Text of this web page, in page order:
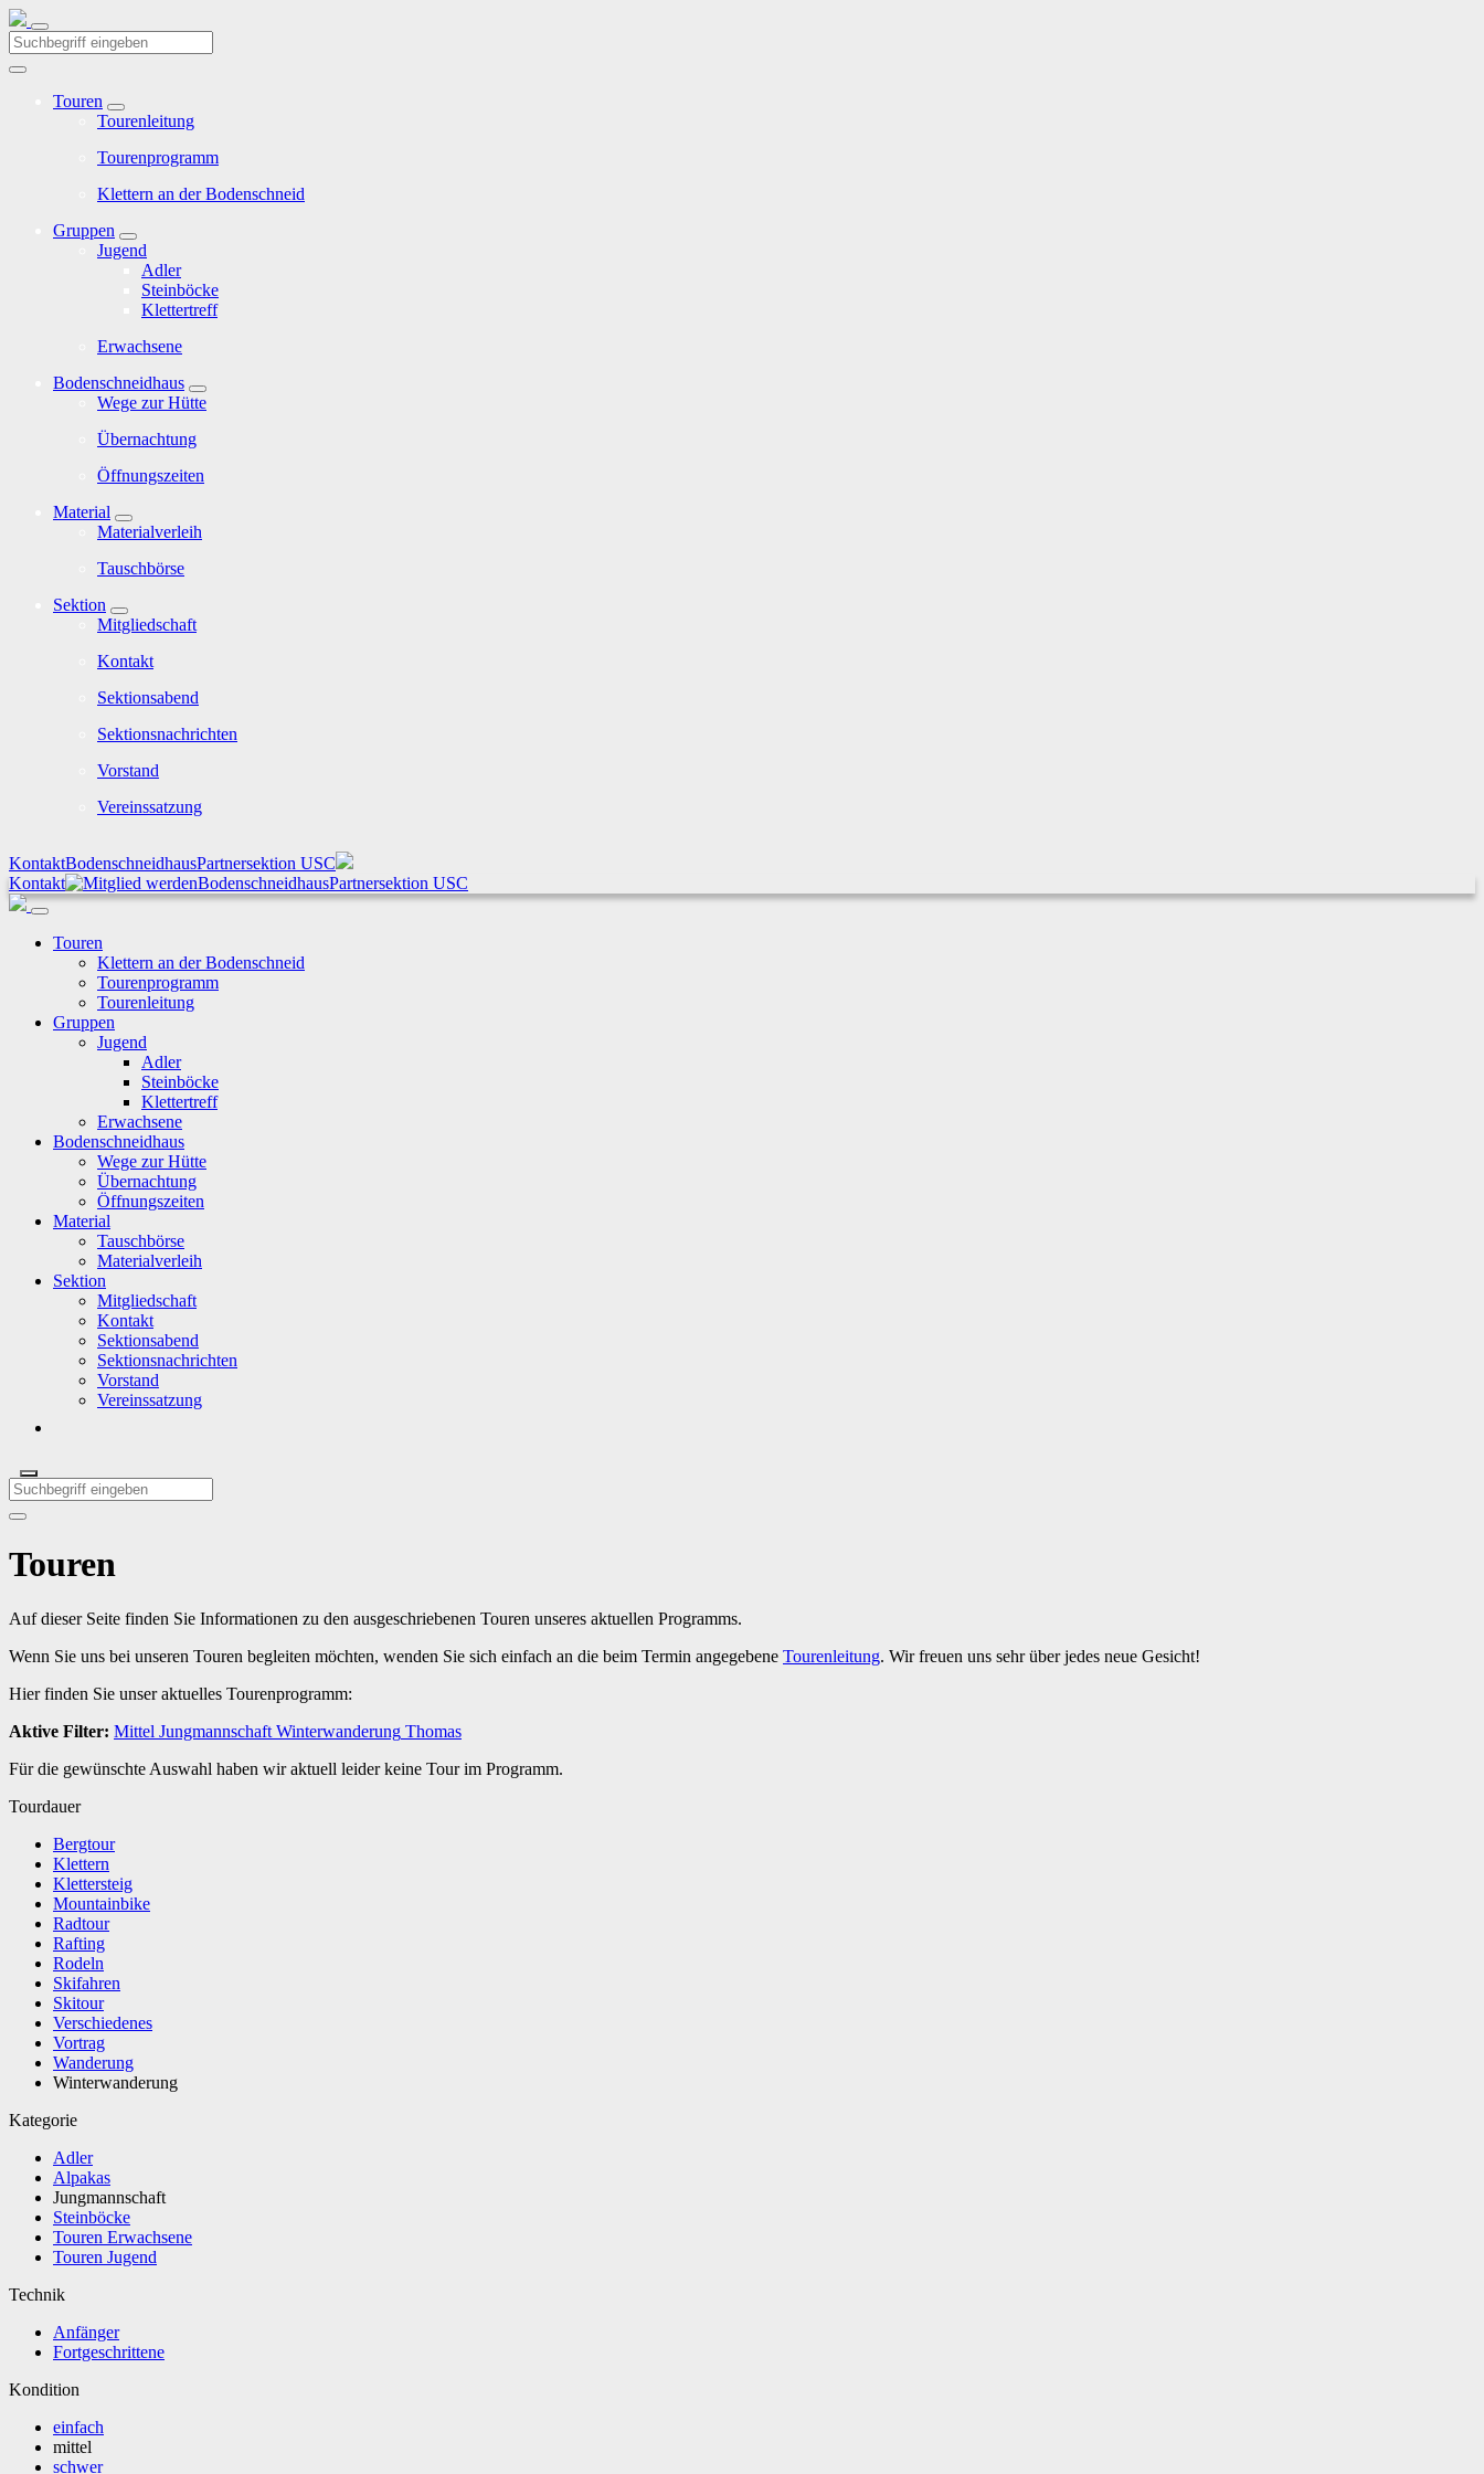
Touren
Tourenleitung
Tourenprogramm
Klettern an der Bodenschneid
Gruppen
Jugend
Adler
Steinböcke
Klettertreff
Erwachsene
Bodenschneidhaus
Wege zur Hütte
Übernachtung
Öffnungszeiten
Material
Materialverleih
Tauschbörse
Sektion
Mitgliedschaft
Kontakt
Sektionsabend
Sektionsnachrichten
Vorstand
Vereinssatzung
KontaktBodenschneidhausPartnersektion USC
Kontakt
BodenschneidhausPartnersektion USC
Touren
Klettern an der Bodenschneid
Tourenprogramm
Tourenleitung
Gruppen
Jugend
Adler
Steinböcke
Klettertreff
Erwachsene
Bodenschneidhaus
Wege zur Hütte
Übernachtung
Öffnungszeiten
Material
Tauschbörse
Materialverleih
Sektion
Mitgliedschaft
Kontakt
Sektionsabend
Sektionsnachrichten
Vorstand
Vereinssatzung
Touren
Auf dieser Seite finden Sie Informationen zu den ausgeschriebenen Touren unseres aktuellen Programms.
Wenn Sie uns bei unseren Touren begleiten möchten, wenden Sie sich einfach an die beim Termin angegebene Tourenleitung. Wir freuen uns sehr über jedes neue Gesicht!
Hier finden Sie unser aktuelles Tourenprogramm:
Aktive Filter: Mittel Jungmannschaft Winterwanderung Thomas
Für die gewünschte Auswahl haben wir aktuell leider keine Tour im Programm.
Tourdauer
Bergtour
Klettern
Klettersteig
Mountainbike
Radtour
Rafting
Rodeln
Skifahren
Skitour
Verschiedenes
Vortrag
Wanderung
Winterwanderung
Kategorie
Adler
Alpakas
Jungmannschaft
Steinböcke
Touren Erwachsene
Touren Jugend
Technik
Anfänger
Fortgeschrittene
Kondition
einfach
mittel
schwer